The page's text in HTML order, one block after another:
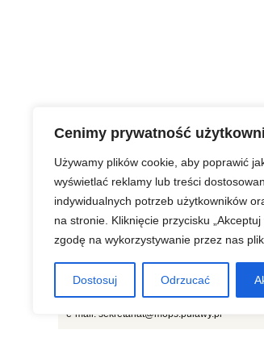
Cenimy prywatność
Używamy plików cookie, aby poprawić
wyświetlać reklamy lub treści
indywidualnych potrzeb użytkowników
na stronie. Kliknięcie przycisku „Akceptuj
zgodę na wykorzystywanie przez nas
Dostosuj Odrzucać
Urząd Miasta
Strona główna Prawa autorskie
24-100 Puławy, ul. Leśna 17
tel./fax (81) 458 62 01, (81) 458 62 09
e-mail: sekretariat@mops.pulawy.pl